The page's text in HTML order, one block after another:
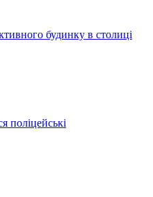
будинку в столиці
поліцейські